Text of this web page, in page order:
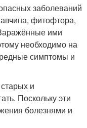
заболеваний
фитофтора,
ими
необходимо на
симптомы и
и
Поскольку эти
болезнями и